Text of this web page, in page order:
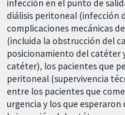
infección en el punto de
diálisis peritoneal (infección
complicaciones mecánicas
(incluida la obstrucción del
posicionamiento del catéter
catéter), los pacientes que
peritoneal (supervivencia
entre los pacientes que
urgencia y los que esperaron